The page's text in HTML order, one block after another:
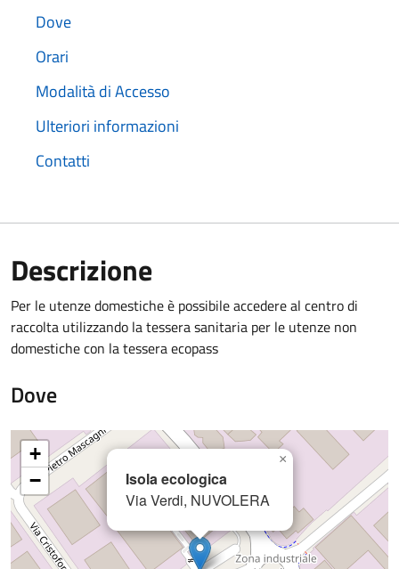
Dove
Orari
Modalità di Accesso
Ulteriori informazioni
Contatti
Descrizione
Per le utenze domestiche è possibile accedere al centro di
raccolta utilizzando la tessera sanitaria per le utenze non
domestiche con la tessera ecopass
Dove
Isola ecologica
Via Verdi, NUVOLERA
×
+
−